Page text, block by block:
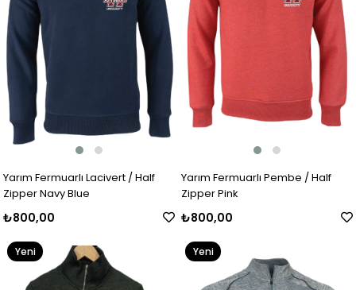
Yarım Fermuarlı Lacivert / Half
Zipper Navy Blue
₺800,00
Yarım Fermuarlı Pembe / Half
Zipper Pink
₺800,00
Yeni
Yeni